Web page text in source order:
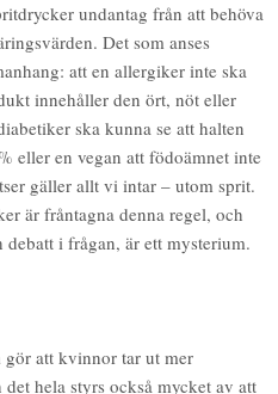
undantag från att behöva
Det som anses
att en allergiker inte ska
innehåller den ört, nöt eller
ska kunna se att halten
eller en vegan att födoämnet inte
gäller allt vi intar – utom sprit.
är fråntagna denna regel, och
i frågan, är ett mysterium.
gör att kvinnor tar ut mer
hela styrs också mycket av att